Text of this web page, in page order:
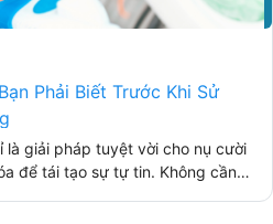
Phải Biết Trước Khi Sử
giải pháp tuyệt vời cho nụ cười
để tái tạo sự tự tin. Không cần